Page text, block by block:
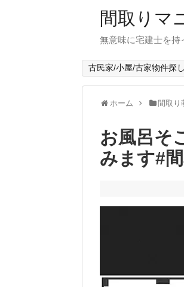
間取りマ
無意味に宅建士を持
古民家/小屋/古家物件探
ホーム 間取り
お風呂そ
みます#